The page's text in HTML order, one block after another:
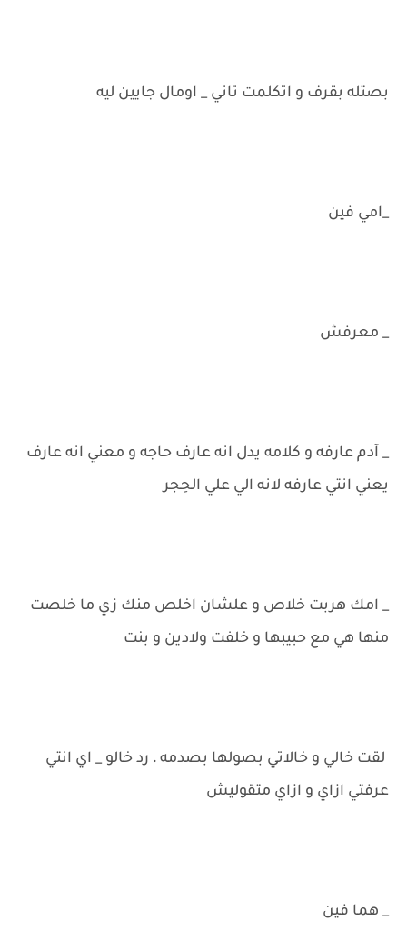
بصتله بقرف و اتكلمت تاني _ اومال جايين ليه
_امي فين
_ معرفش
_ آدم عارفه و كلامه يدل انه عارف حاجه و معني انه عارف
يعني انتي عارفه لانه الي علي الحِجر
_ امك هربت خلاص و علشان اخلص منك زي ما خلصت
منها هي مع حبيبها و خلفت ولادين و بنت
لقت خالي و خالاتي بصولها بصدمه ، رد خالو _ اي انتي
عرفتي ازاي و ازاي متقوليش
_ هما فين